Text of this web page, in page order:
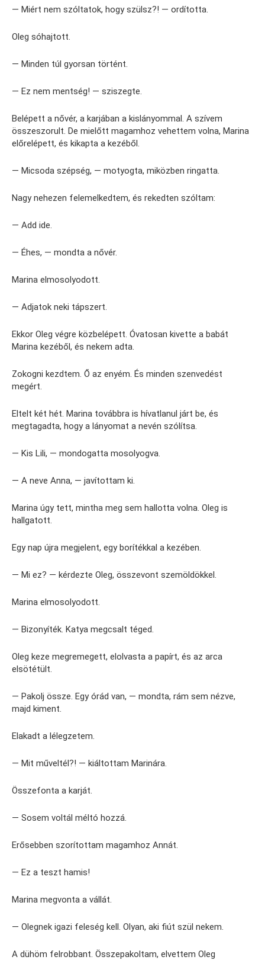
— Miért nem szóltatok, hogy szülsz?! — ordította.
Oleg sóhajtott.
— Minden túl gyorsan történt.
— Ez nem mentség! — sziszegte.
Belépett a nővér, a karjában a kislányommal. A szívem
összeszorult. De mielőtt magamhoz vehettem volna, Marina
előrelépett, és kikapta a kezéből.
— Micsoda szépség, — motyogta, miközben ringatta.
Nagy nehezen felemelkedtem, és rekedten szóltam:
— Add ide.
— Éhes, — mondta a nővér.
Marina elmosolyodott.
— Adjatok neki tápszert.
Ekkor Oleg végre közbelépett. Óvatosan kivette a babát
Marina kezéből, és nekem adta.
Zokogni kezdtem. Ő az enyém. És minden szenvedést
megért.
Eltelt két hét. Marina továbbra is hívatlanul járt be, és
megtagadta, hogy a lányomat a nevén szólítsa.
— Kis Lili, — mondogatta mosolyogva.
— A neve Anna, — javítottam ki.
Marina úgy tett, mintha meg sem hallotta volna. Oleg is
hallgatott.
Egy nap újra megjelent, egy borítékkal a kezében.
— Mi ez? — kérdezte Oleg, összevont szemöldökkel.
Marina elmosolyodott.
— Bizonyíték. Katya megcsalt téged.
Oleg keze megremegett, elolvasta a papírt, és az arca
elsötétült.
— Pakolj össze. Egy órád van, — mondta, rám sem nézve,
majd kiment.
Elakadt a lélegzetem.
— Mit műveltél?! — kiáltottam Marinára.
Összefonta a karját.
— Sosem voltál méltó hozzá.
Erősebben szorítottam magamhoz Annát.
— Ez a teszt hamis!
Marina megvonta a vállát.
— Olegnek igazi feleség kell. Olyan, aki fiút szül nekem.
A dühöm felrobbant. Összepakoltam, elvettem Oleg